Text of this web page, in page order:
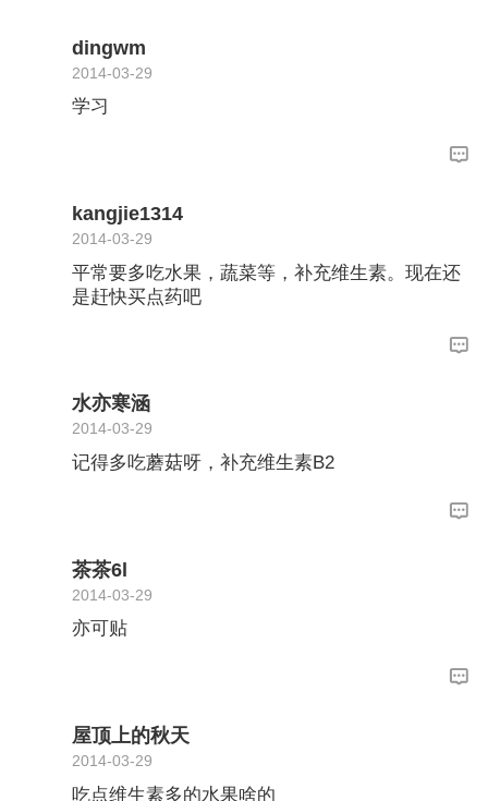
dingwm
2014-03-29
学习
kangjie1314
2014-03-29
平常要多吃水果，蔬菜等，补充维生素。现在还
是赶快买点药吧
水亦寒涵
2014-03-29
记得多吃蘑菇呀，补充维生素B2
茶茶6l
2014-03-29
亦可贴
屋顶上的秋天
2014-03-29
吃点维生素多的水果啥的